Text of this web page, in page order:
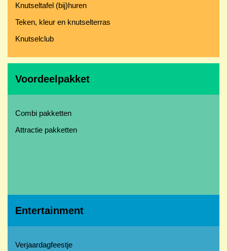
Knutseltafel (bij)huren
Teken, kleur en knutselterras
Knutselclub
Voordeelpakket
Combi pakketten
Attractie pakketten
Entertainment
Verjaardagfeestje